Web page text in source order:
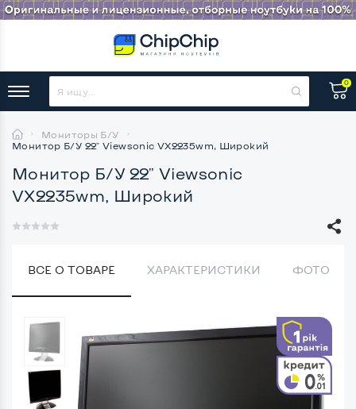
0
Мониторы Б/У
Монитор Б/У 22" Viewsonic VX2235wm, Широкий
Монитор Б/У 22" Viewsonic
VX2235wm, Широкий
ВСЕ О ТОВАРЕ ХАРАКТЕРИСТИКИ ФОТО